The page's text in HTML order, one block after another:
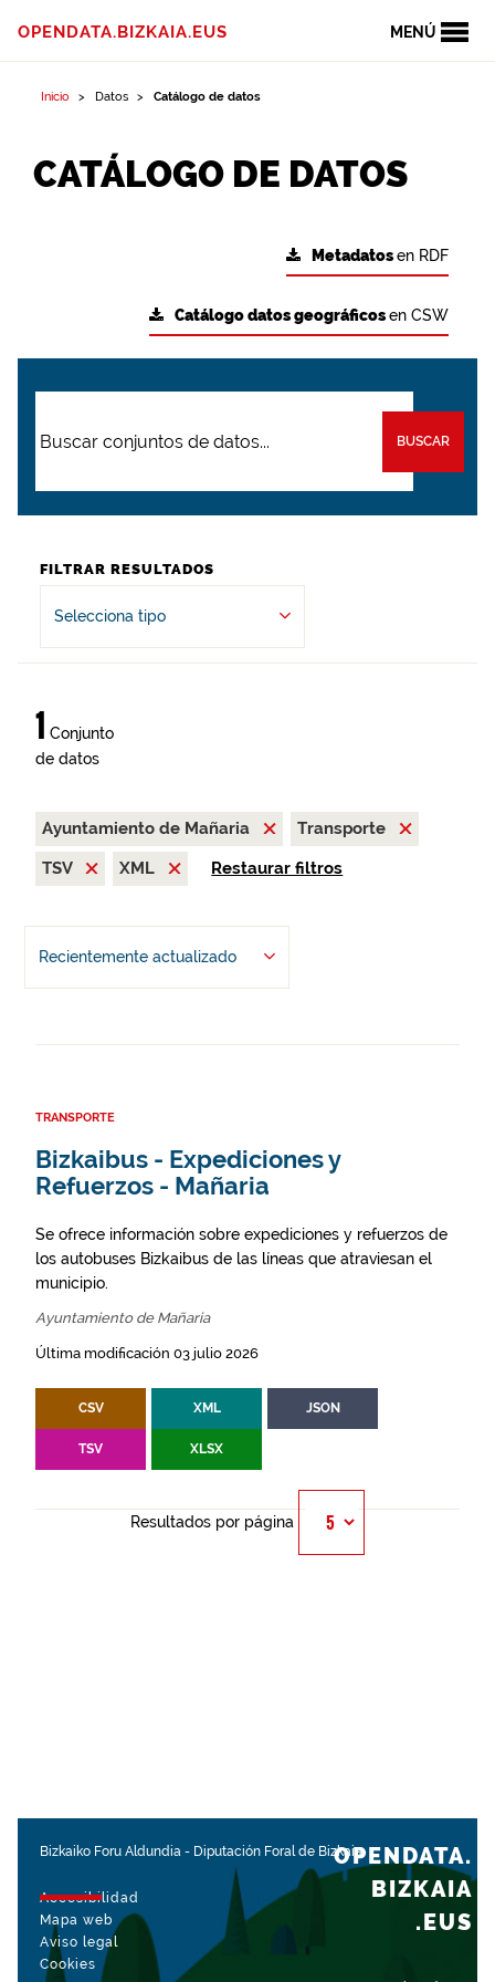
MENÚ
OPENDATA.BIZKAIA.EUS
Inicio Datos Catálogo de datos
CATÁLOGO DE DATOS
Metadatosen RDF
Catálogo datos geográficosen CSW
BUSCAR
FILTRAR RESULTADOS
Selecciona tipo
1 Conjunto
de datos
Ayuntamiento de Mañaria
Transporte
TSV
XML Restaurar filtros
Recientemente actualizado
TRANSPORTE
Bizkaibus - Expediciones y
Refuerzos - Mañaria
Se ofrece información sobre expediciones y refuerzos de
los autobuses Bizkaibus de las líneas que atraviesan el
municipio.
Ayuntamiento de Mañaria
Última modificación 03 julio 2026
CSV XML JSON
TSV XLSX
Resultados por página
Bizkaiko Foru Aldundia - Diputación Foral de Bizkaia
Accesibilidad
Mapa web
Aviso legal
Cookies
OPENDATA.
BIZKAIA
.EUS